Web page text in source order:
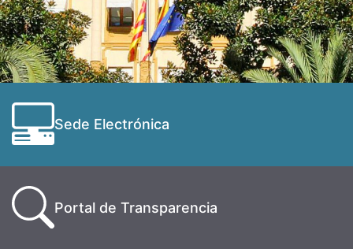
Sede Electrónica
Portal de Transparencia